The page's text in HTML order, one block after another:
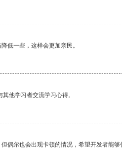
低一些，这样会更加亲民。
他学习者交流学习心得。
偶尔也会出现卡顿的情况，希望开发者能够